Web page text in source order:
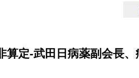
定‐武田日病薬副会長、